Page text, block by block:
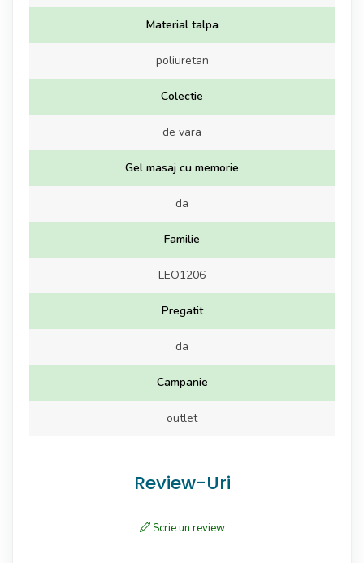
Material talpa
poliuretan
Colectie
de vara
Gel masaj cu memorie
da
Familie
LEO1206
Pregatit
da
Campanie
outlet
Review-Uri
Scrie un review